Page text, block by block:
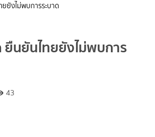
ยยังไม่พบการระบาด
ยืนยันไทยยังไม่พบการ
43